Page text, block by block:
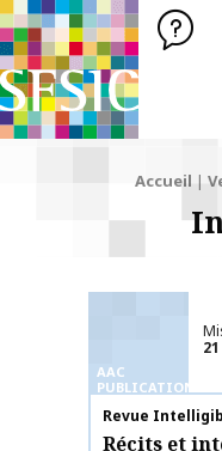
SFSIC Société
de
Accueil |
AAC
PUBLICATIONS
Nom de la
Revue
Récits et